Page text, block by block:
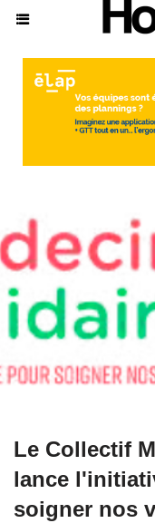
Le Collectif
lance
soigner nos